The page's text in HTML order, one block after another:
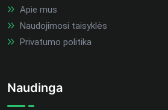
Apie mus
Naudojimosi taisyklės
Privatumo politika
Naudinga